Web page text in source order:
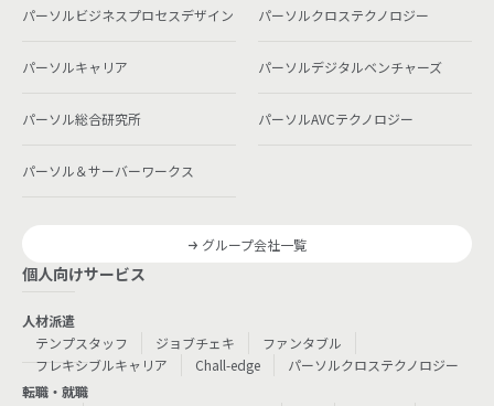
パーソルビジネスプロセスデザイン パーソルクロステクノロジー
パーソルキャリア パーソルデジタルベンチャーズ
パーソル総合研究所 パーソルAVCテクノロジー
パーソル＆サーバーワークス
グループ会社一覧
個人向けサービス
人材派遣
テンプスタッフ
ジョブチェキ
ファンタブル
フレキシブルキャリア
Chall-edge
パーソルクロステクノロジー
転職・就職